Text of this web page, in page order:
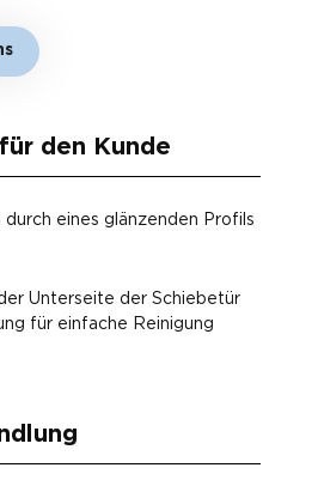
den Kunde
eines glänzenden Profils
Unterseite der Schiebetür
für einfache Reinigung